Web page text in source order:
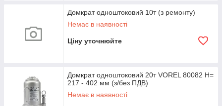
Домкрат одноштоковий 10т (з ремонту)
Немає в наявності
Ціну уточнюйте
Домкрат одноштоковий 20т VOREL 80082 H=
217 - 402 мм (з/без ПДВ)
Немає в наявності